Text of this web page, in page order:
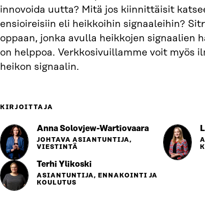
innovoida uutta? Mitä jos kiinnittäisit
ensioireisiin eli heikkoihin signaaleihin?
oppaan, jonka avulla heikkojen signaalien
on helppoa. Verkkosivuillamme voit myös
heikon signaalin.
KIRJOITTAJA
Anna Solovjew-Wartiovaara
JOHTAVA ASIANTUNTIJA,
VIESTINTÄ
Terhi Ylikoski
ASIANTUNTIJA, ENNAKOINTI JA
KOULUTUS